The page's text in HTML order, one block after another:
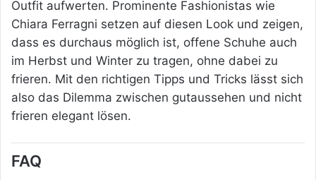
Outfit aufwerten. Prominente Fashionistas wie
Chiara Ferragni setzen auf diesen Look und zeigen,
dass es durchaus möglich ist, offene Schuhe auch
im Herbst und Winter zu tragen, ohne dabei zu
frieren. Mit den richtigen Tipps und Tricks lässt sich
also das Dilemma zwischen gutaussehen und nicht
frieren elegant lösen.
FAQ